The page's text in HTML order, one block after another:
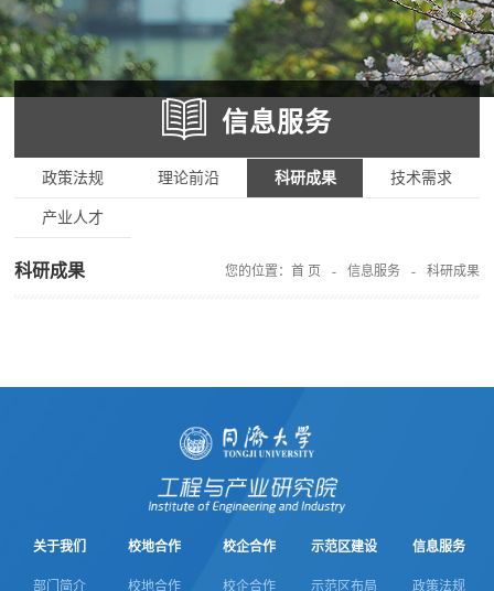
信息服务
政策法规 理论前沿 科研成果 技术需求
产业人才
科研成果 您的位置： 首 页 - 信息服务 - 科研成果
关于我们
部门简介
校地合作
校地合作
校企合作
校企合作
示范区建设
示范区布局
信息服务
政策法规